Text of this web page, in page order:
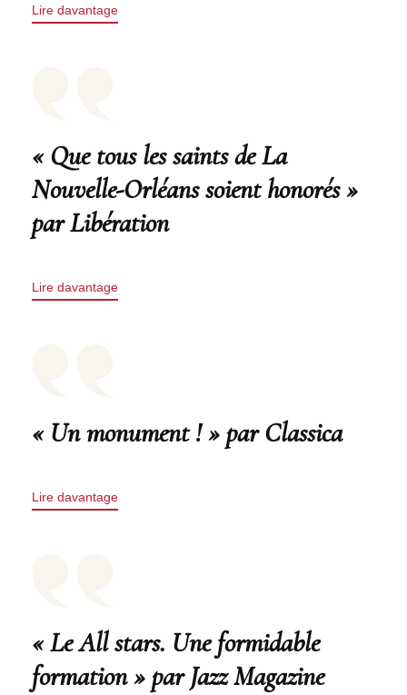
Lire davantage
« Que tous les saints de La
Nouvelle-Orléans soient honorés »
par Libération
Lire davantage
« Un monument ! » par Classica
Lire davantage
« Le All stars. Une formidable
formation » par Jazz Magazine